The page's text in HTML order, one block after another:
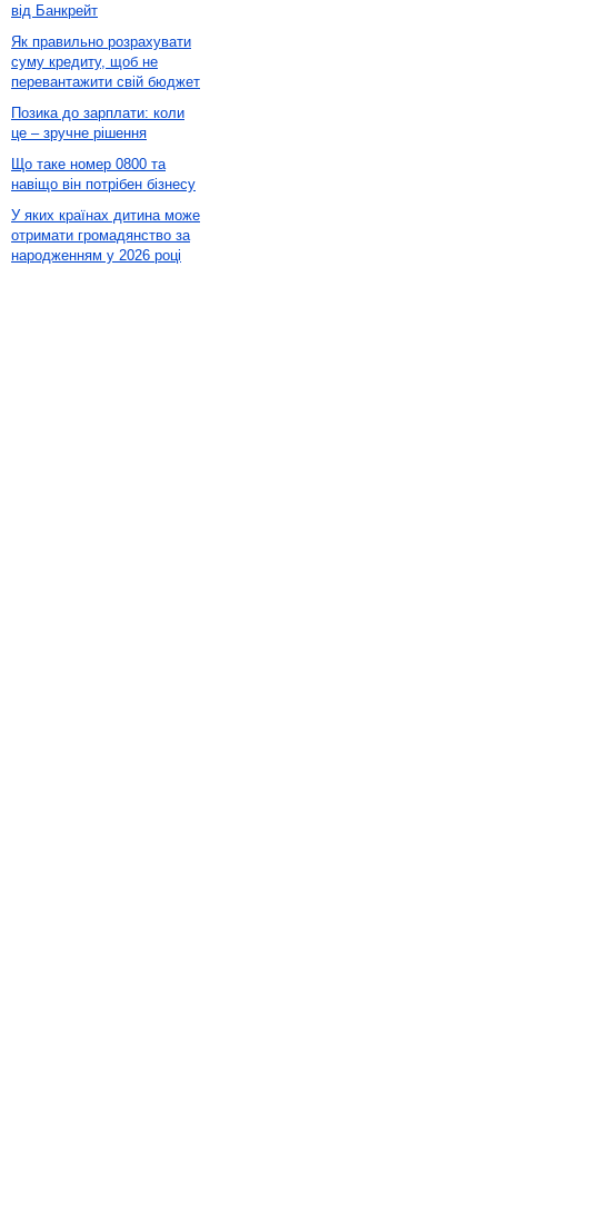
від Банкрейт
Як правильно розрахувати
суму кредиту, щоб не
перевантажити свій бюджет
Позика до зарплати: коли
це – зручне рішення
Що таке номер 0800 та
навіщо він потрібен бізнесу
У яких країнах дитина може
отримати громадянство за
народженням у 2026 році